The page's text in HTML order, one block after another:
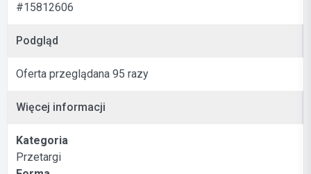
#15812606
Podgląd
Oferta przeglądana 95 razy
Więcej informacji
Kategoria
Przetargi